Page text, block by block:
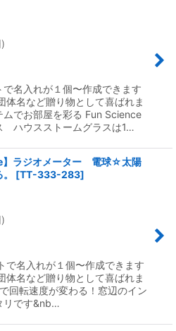
)
名入れが１個〜作成できます
体名など贈り物として喜ばれま
ムでお部屋を彩る Fun Science
ハウスストームグラスは1…
】ラジオメーター 電球☆太陽
[TT-333-283]
)
で名入れが１個〜作成できます
体名など贈り物として喜ばれま
回転速度が変わる！窓辺のイン
リです&nb…